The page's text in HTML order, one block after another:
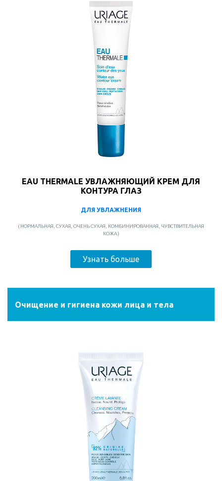
EAU THERMALE УВЛАЖНЯЮЩИЙ КРЕМ ДЛЯ
КОНТУРА ГЛАЗ
ДЛЯ УВЛАЖНЕНИЯ
( НОРМАЛЬНАЯ, СУХАЯ, ОЧЕНЬ СУХАЯ, КОМБИНИРОВАННАЯ, ЧУВСТВИТЕЛЬНАЯ
КОЖА )
Узнать больше
Очищение и гигиена кожи лица и тела